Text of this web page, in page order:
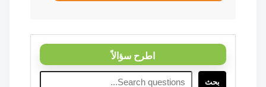
اطرح سؤالاً
بحث